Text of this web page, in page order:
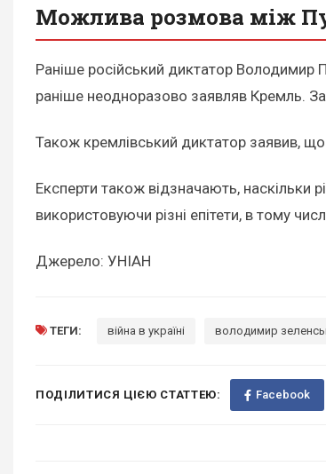
Можлива розмова між
Раніше російський диктатор Володимир
раніше неодноразово заявляв Кремль. За
Також кремлівський диктатор заявив,
Експерти також відзначають, наскільки
використовуючи різні епітети, в тому
Джерело: УНІАН
ТЕГИ: війна в україні володимир
ПОДІЛИТИСЯ ЦІЄЮ СТАТТЕЮ: Facebook